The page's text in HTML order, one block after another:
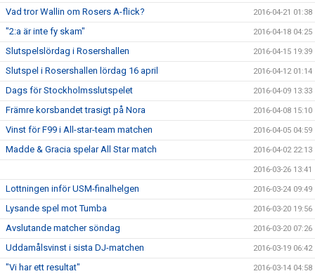
Vad tror Wallin om Rosers A-flick? 2016-04-21 01:38
"2:a är inte fy skam" 2016-04-18 04:25
Slutspelslördag i Rosershallen 2016-04-15 19:39
Slutspel i Rosershallen lördag 16 april 2016-04-12 01:14
Dags för Stockholmsslutspelet 2016-04-09 13:33
Främre korsbandet trasigt på Nora 2016-04-08 15:10
Vinst för F99 i All-star-team matchen 2016-04-05 04:59
Madde & Gracia spelar All Star match 2016-04-02 22:13
2016-03-26 13:41
Lottningen inför USM-finalhelgen 2016-03-24 09:49
Lysande spel mot Tumba 2016-03-20 19:56
Avslutande matcher söndag 2016-03-20 07:26
Uddamålsvinst i sista DJ-matchen 2016-03-19 06:42
"Vi har ett resultat" 2016-03-14 04:58